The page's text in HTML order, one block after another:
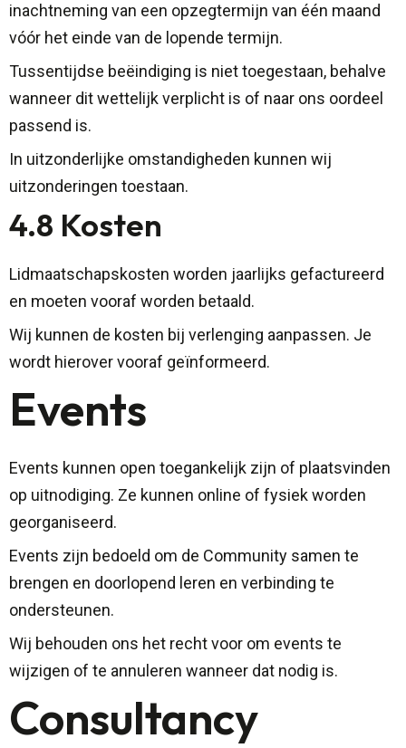
inachtneming van een opzegtermijn van één maand
vóór het einde van de lopende termijn.
Tussentijdse beëindiging is niet toegestaan, behalve
wanneer dit wettelijk verplicht is of naar ons oordeel
passend is.
In uitzonderlijke omstandigheden kunnen wij
uitzonderingen toestaan.
4.8 Kosten
Lidmaatschapskosten worden jaarlijks gefactureerd
en moeten vooraf worden betaald.
Wij kunnen de kosten bij verlenging aanpassen. Je
wordt hierover vooraf geïnformeerd.
Events
Events kunnen open toegankelijk zijn of plaatsvinden
op uitnodiging. Ze kunnen online of fysiek worden
georganiseerd.
Events zijn bedoeld om de Community samen te
brengen en doorlopend leren en verbinding te
ondersteunen.
Wij behouden ons het recht voor om events te
wijzigen of te annuleren wanneer dat nodig is.
Consultancy